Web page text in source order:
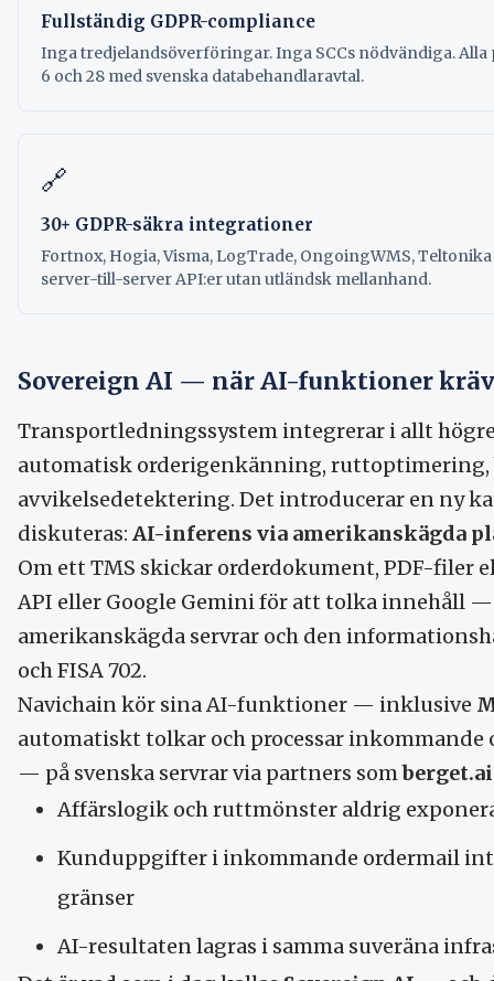
Fullständig GDPR-compliance
Inga tredjelandsöverföringar. Inga SCCs nödvändiga.
6 och 28 med svenska databehandlaravtal.
🔗
30+ GDPR-säkra integrationer
Fortnox, Hogia, Visma, LogTrade, OngoingWMS,
server-till-server API:er utan utländsk mellanhand.
Sovereign AI — när AI-funktioner
Transportledningssystem integrerar i allt
automatisk orderigenkänning, ruttoptimering,
avvikelsedetektering. Det introducerar en ny
diskuteras: AI-inferens via amerikanskägda
Om ett TMS skickar orderdokument, PDF-filer
API eller Google Gemini för att tolka innehåll —
amerikanskägda servrar och den
och FISA 702.
Navichain kör sina AI-funktioner — inklusive
automatiskt tolkar och processar inkommande
— på svenska servrar via partners somberget.ai
Affärslogik och ruttmönster aldrig
Kunduppgifter i inkommande ordermail
gränser
AI-resultaten lagras i samma suveräna